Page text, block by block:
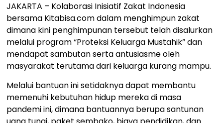
JAKARTA – Kolaborasi Inisiatif Zakat Indonesia
bersama Kitabisa.com dalam menghimpun zakat
dimana kini penghimpunan tersebut telah disalurkan
melalui program “Proteksi Keluarga Mustahik” dan
mendapat sambutan serta antusiasme oleh
masyarakat terutama dari keluarga kurang mampu.
Melalui bantuan ini setidaknya dapat membantu
memenuhi kebutuhan hidup mereka di masa
pandemi ini, dimana bantuannya berupa santunan